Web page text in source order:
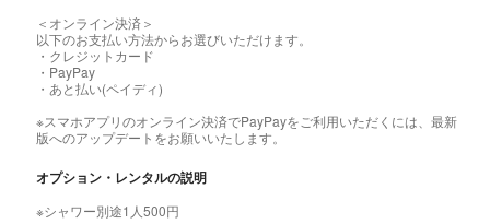
＜オンライン決済＞
以下のお支払い方法からお選びいただけます。
・クレジットカード
・PayPay
・あと払い(ペイディ)
※スマホアプリのオンライン決済でPayPayをご利用いただくには、最新
版へのアップデートをお願いいたします。
オプション・レンタルの説明
※シャワー別途1人500円